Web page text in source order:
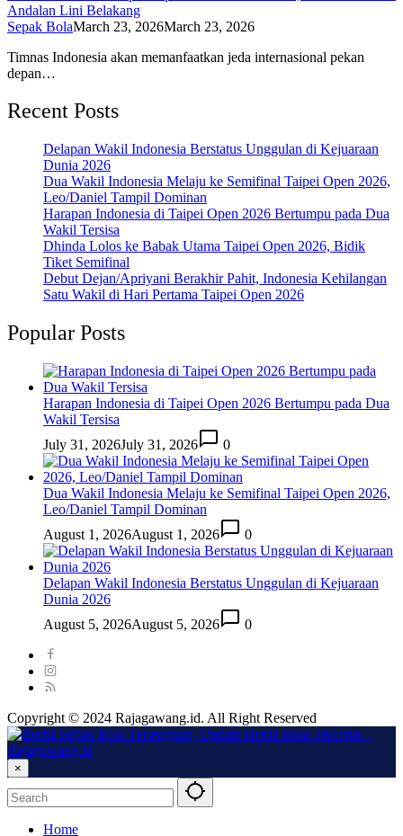
Andalan Lini Belakang
Sepak BolaMarch 23, 2026March 23, 2026
Timnas Indonesia akan memanfaatkan jeda internasional pekan
depan…
Recent Posts
Delapan Wakil Indonesia Berstatus Unggulan di Kejuaraan
Dunia 2026
Dua Wakil Indonesia Melaju ke Semifinal Taipei Open 2026,
Leo/Daniel Tampil Dominan
Harapan Indonesia di Taipei Open 2026 Bertumpu pada Dua
Wakil Tersisa
Dhinda Lolos ke Babak Utama Taipei Open 2026, Bidik
Tiket Semifinal
Debut Dejan/Apriyani Berakhir Pahit, Indonesia Kehilangan
Satu Wakil di Hari Pertama Taipei Open 2026
Popular Posts
Harapan Indonesia di Taipei Open 2026 Bertumpu pada Dua
Wakil Tersisa
July 31, 2026July 31, 2026 0
Dua Wakil Indonesia Melaju ke Semifinal Taipei Open 2026,
Leo/Daniel Tampil Dominan
August 1, 2026August 1, 2026 0
Delapan Wakil Indonesia Berstatus Unggulan di Kejuaraan
Dunia 2026
August 5, 2026August 5, 2026 0
Copyright © 2024 Rajagawang.id. All Right Reserved
×
Home